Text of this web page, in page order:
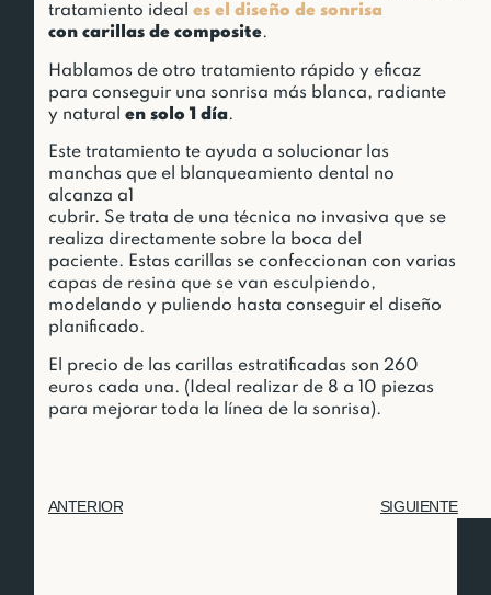
tratamiento ideal es el diseño de sonrisa
con carillas de composite.
Hablamos de otro tratamiento rápido y eficaz
para conseguir una sonrisa más blanca, radiante
y natural en solo 1 día.
Este tratamiento te ayuda a solucionar las
manchas que el blanqueamiento dental no
alcanza a1
cubrir. Se trata de una técnica no invasiva que se
realiza directamente sobre la boca del
paciente. Estas carillas se confeccionan con varias
capas de resina que se van esculpiendo,
modelando y puliendo hasta conseguir el diseño
planificado.
El precio de las carillas estratificadas son 260
euros cada una. (Ideal realizar de 8 a 10 piezas
para mejorar toda la línea de la sonrisa).
ANTERIOR SIGUIENTE